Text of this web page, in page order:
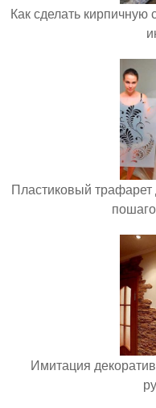
Как сделать
Пластиковый трафарет
Имитация